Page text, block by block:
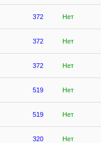
372 Нет
372 Нет
372 Нет
519 Нет
519 Нет
320 Нет